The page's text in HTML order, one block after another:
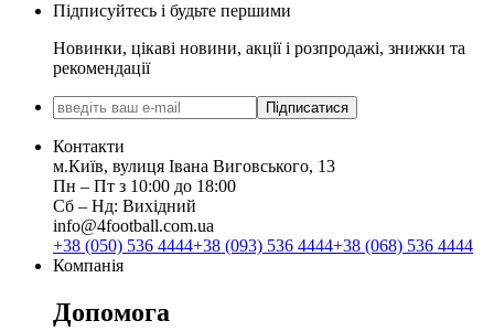
Підписуйтесь і будьте першими
Новинки, цікаві новини, акції і розпродажі, знижки та
рекомендації
Підписатися
Контакти
м.Київ, вулиця Івана Виговського, 13
Пн ‒ Пт з 10:00 до 18:00
Сб ‒ Нд: Вихідний
info@4football.com.ua
+38 (050) 536 4444+38 (093) 536 4444+38 (068) 536 4444
Компанія
Допомога